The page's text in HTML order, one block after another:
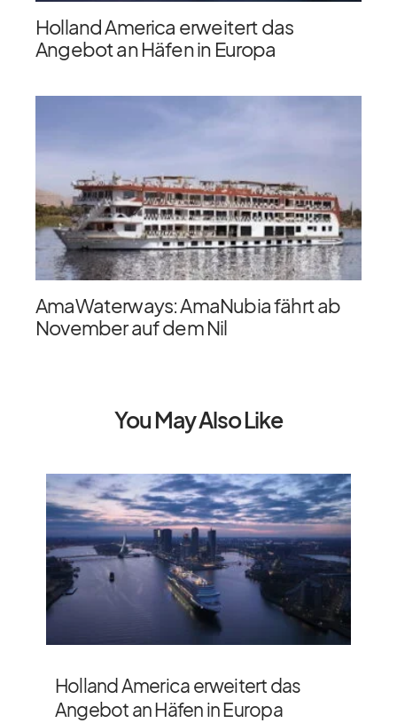
Holland America erweitert das
Angebot an Häfen in Europa
AmaWaterways: AmaNubia fährt ab
November auf dem Nil
You May Also Like
Holland America erweitert das
Angebot an Häfen in Europa